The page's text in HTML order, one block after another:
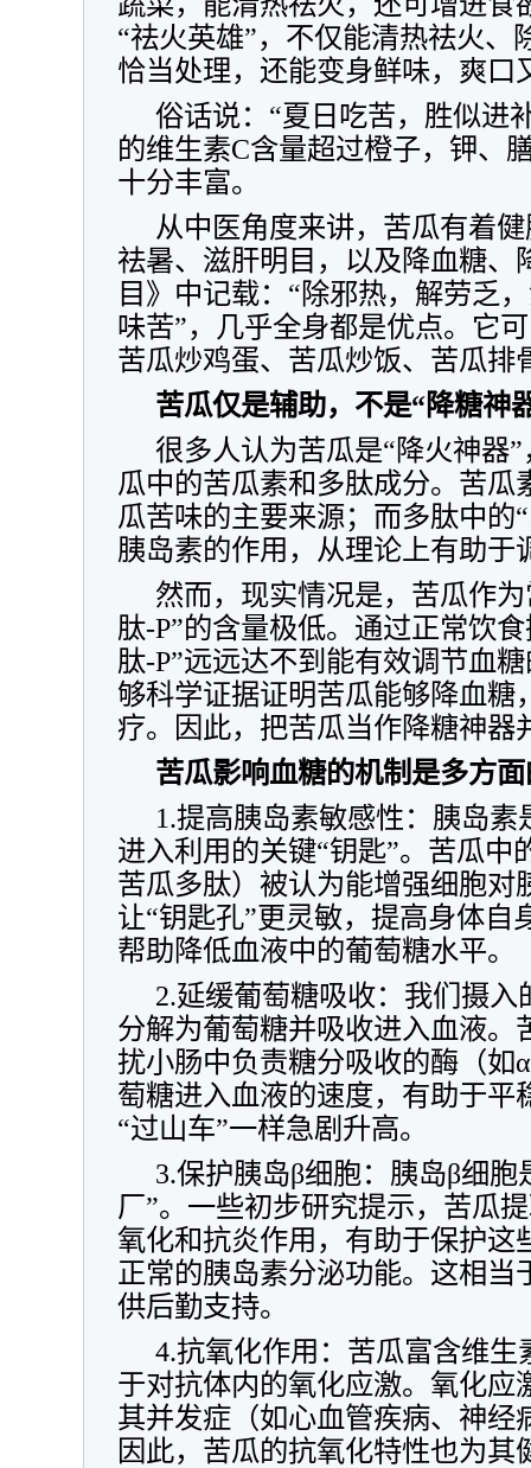
“祛火英雄”，不仅能清热祛火、
恰当处理，还能变身鲜味，爽口
俗话说：“夏日吃苦，胜似进
的维生素C含量超过橙子，钾、
十分丰富。
从中医角度来讲，苦瓜有着
祛暑、滋肝明目，以及降血糖、
目》中记载：“除邪热，解劳乏
味苦”，几乎全身都是优点。它
苦瓜炒鸡蛋、苦瓜炒饭、苦瓜排
苦瓜仅是辅助，不是“降糖神
很多人认为苦瓜是“降火神器
瓜中的苦瓜素和多肽成分。苦瓜
瓜苦味的主要来源；而多肽中的
胰岛素的作用，从理论上有助于
然而，现实情况是，苦瓜作
肽-P”的含量极低。通过正常饮
肽-P”远远达不到能有效调节血
够科学证据证明苦瓜能够降血糖
疗。因此，把苦瓜当作降糖神器
苦瓜影响血糖的机制是多方
1.提高胰岛素敏感性：胰岛
进入利用的关键“钥匙”。苦瓜中
苦瓜多肽）被认为能增强细胞对
让“钥匙孔”更灵敏，提高身体自
帮助降低血液中的葡萄糖水平。
2.延缓葡萄糖吸收：我们摄
分解为葡萄糖并吸收进入血液。
扰小肠中负责糖分吸收的酶（如
萄糖进入血液的速度，有助于平
“过山车”一样急剧升高。
3.保护胰岛β细胞：胰岛β细
厂”。一些初步研究提示，苦瓜
氧化和抗炎作用，有助于保护这
正常的胰岛素分泌功能。这相当
供后勤支持。
4.抗氧化作用：苦瓜富含维生
于对抗体内的氧化应激。氧化应
其并发症（如心血管疾病、神经
因此，苦瓜的抗氧化特性也为其